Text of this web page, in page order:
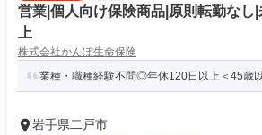
営業|個人向け保険商品|原則転勤なし
上
株式会社かんぽ生命保険
業種・職種経験不問◎年休120日以上＜45歳
岩手県二戸市